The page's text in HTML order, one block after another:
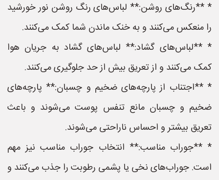
* **رنگ‌های روشن:** لباس‌های رنگ روشن نور خورشید
را منعکس می‌کنند و به خنک ماندن شما کمک می‌کنند.
* **لباس‌های گشاد:** لباس‌های گشاد به جریان هوا
کمک می‌کنند و از تعریق بیش از حد جلوگیری می‌کنند.
* **اجتناب از پارچه‌های ضخیم و چسبان:** پارچه‌های
ضخیم و چسبان مانع تنفس پوست می‌شوند و باعث
تعریق بیشتر و احساس ناراحتی می‌شوند.
* **جوراب مناسب:** انتخاب جوراب مناسب نیز مهم
است. جوراب‌های نخی یا پشمی رطوبت را جذب می‌کنند و